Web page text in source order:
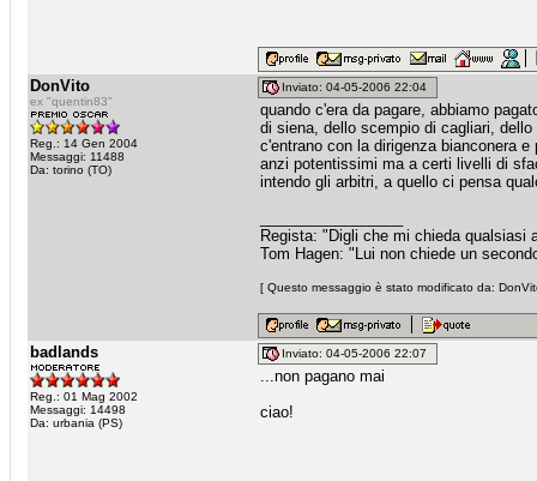
DonVito
ex "quentin83"
Reg.: 14 Gen 2004
Messaggi: 11488
Da: torino (TO)
Inviato: 04-05-2006 22:04
quando c'era da pagare, abbiamo
di siena, dello scempio di cagliari,
c'entrano con la dirigenza bianconera
anzi potentissimi ma a certi livelli di
intendo gli arbitri, a quello ci pensa
Regista: "Digli che mi chieda qualsiasi
Tom Hagen: "Lui non chiede un
[ Questo messaggio è stato modificato da:
badlands
Reg.: 01 Mag 2002
Messaggi: 14498
Da: urbania (PS)
Inviato: 04-05-2006 22:07
...non pagano mai
ciao!